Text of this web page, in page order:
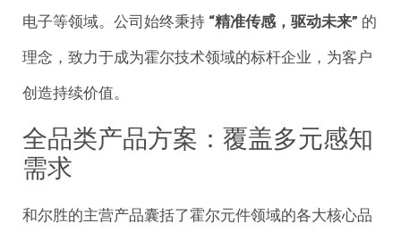
电子等领域。公司始终秉持 “精准传感，驱动未来” 的
理念，致力于成为霍尔技术领域的标杆企业，为客户
创造持续价值。
全品类产品方案：覆盖多元感知
需求
和尔胜的主营产品囊括了霍尔元件领域的各大核心品